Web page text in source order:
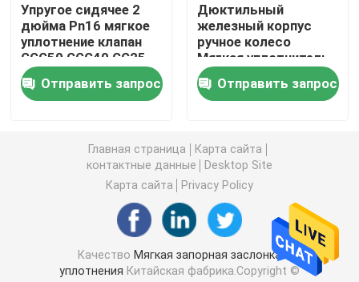
Дуктильный стрейнер утюга y
Фильтр литого железа y
дуктильный задерживающий клапан утюга
Резиновый задерживающий клапан места
задерживающий клапан шумоглушителя
Упругое сидячее 2
дюйма Pn16 мягкое
уплотнение клапан
GGG50 GGG40 GG25
Отправить запрос
Дюктильный
железный корпус
ручное колесо
Мягкая уплотнитель
Возвышающийся
ствол Устойчивый
клапан
Отправить запрос
Главная страница
Карта сайта
контактные данные
Desktop Site
Карта сайта
Privacy Policy
Качество Мягкая запорная заслонка
уплотнения Китайская фабрика.Copyright ©